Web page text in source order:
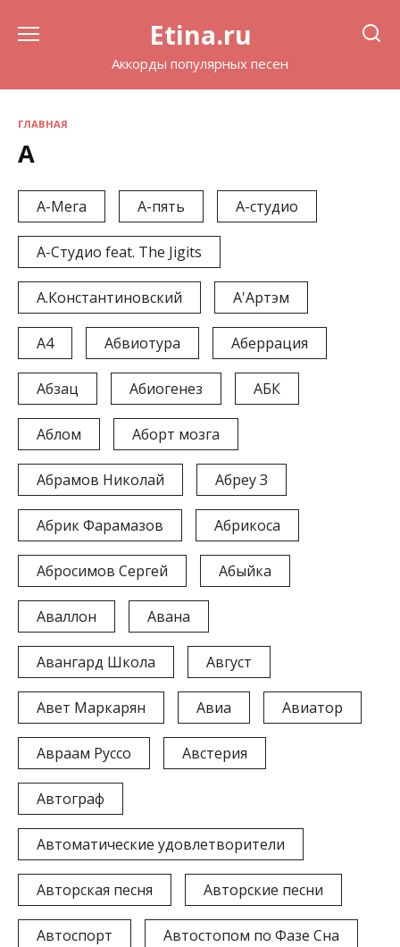
Etina.ru
Аккорды популярных песен
ГЛАВНАЯ
А
А-Мега А-пять А-студио
А-Студио feat. The Jigits
А.Константиновский А'Артэм
А4 Абвиотура Аберрация
Абзац Абиогенез АБК
Аблом Аборт мозга
Абрамов Николай Абреу З
Абрик Фарамазов Абрикоса
Абросимов Сергей Абыйка
Аваллон Авана
Авангард Школа Август
Авет Маркарян Авиа Авиатор
Авраам Руссо Австерия
Автограф
Автоматические удовлетворители
Авторская песня Авторские песни
Автоспорт Автостопом по Фазе Сна